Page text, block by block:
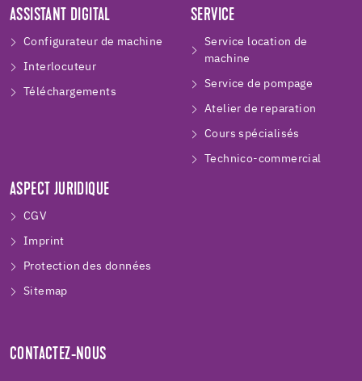
ASSISTANT DIGITAL
Configurateur de machine
Interlocuteur
Téléchargements
SERVICE
Service location de
machine
Service de pompage
Atelier de reparation
Cours spécialisés
Technico-commercial
ASPECT JURIDIQUE
CGV
Imprint
Protection des données
Sitemap
CONTACTEZ-NOUS